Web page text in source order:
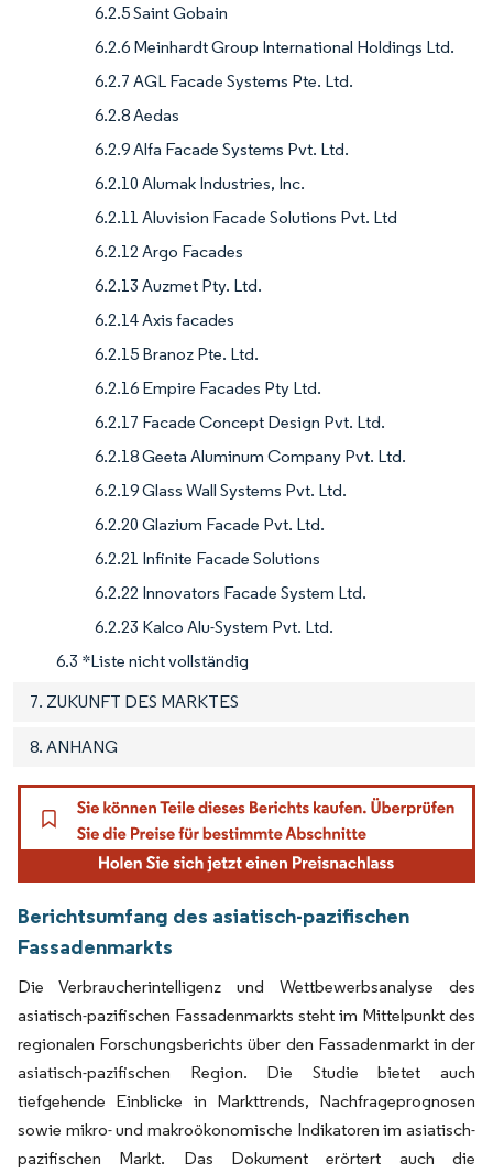
6.2.5 Saint Gobain
6.2.6 Meinhardt Group International Holdings Ltd.
6.2.7 AGL Facade Systems Pte. Ltd.
6.2.8 Aedas
6.2.9 Alfa Facade Systems Pvt. Ltd.
6.2.10 Alumak Industries, Inc.
6.2.11 Aluvision Facade Solutions Pvt. Ltd
6.2.12 Argo Facades
6.2.13 Auzmet Pty. Ltd.
6.2.14 Axis facades
6.2.15 Branoz Pte. Ltd.
6.2.16 Empire Facades Pty Ltd.
6.2.17 Facade Concept Design Pvt. Ltd.
6.2.18 Geeta Aluminum Company Pvt. Ltd.
6.2.19 Glass Wall Systems Pvt. Ltd.
6.2.20 Glazium Facade Pvt. Ltd.
6.2.21 Infinite Facade Solutions
6.2.22 Innovators Facade System Ltd.
6.2.23 Kalco Alu-System Pvt. Ltd.
6.3 *Liste nicht vollständig
7. ZUKUNFT DES MARKTES
8. ANHANG
Berichtsumfang des asiatisch-pazifischen
Fassadenmarkts
Die Verbraucherintelligenz und Wettbewerbsanalyse des
asiatisch-pazifischen Fassadenmarkts steht im Mittelpunkt des
regionalen Forschungsberichts über den Fassadenmarkt in der
asiatisch-pazifischen Region. Die Studie bietet auch
tiefgehende Einblicke in Markttrends, Nachfrageprognosen
sowie mikro- und makroökonomische Indikatoren im asiatisch-
pazifischen Markt. Das Dokument erörtert auch die